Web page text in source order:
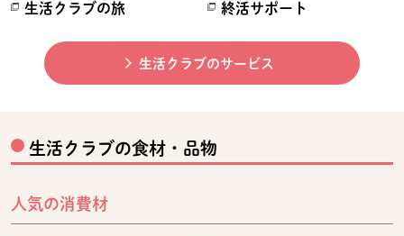
生活クラブの旅
終活サポート
生活クラブのサービス
生活クラブの食材・品物
人気の消費材